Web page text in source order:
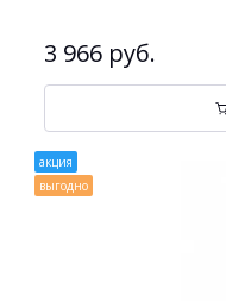
3 966 руб.
акция
выгодно